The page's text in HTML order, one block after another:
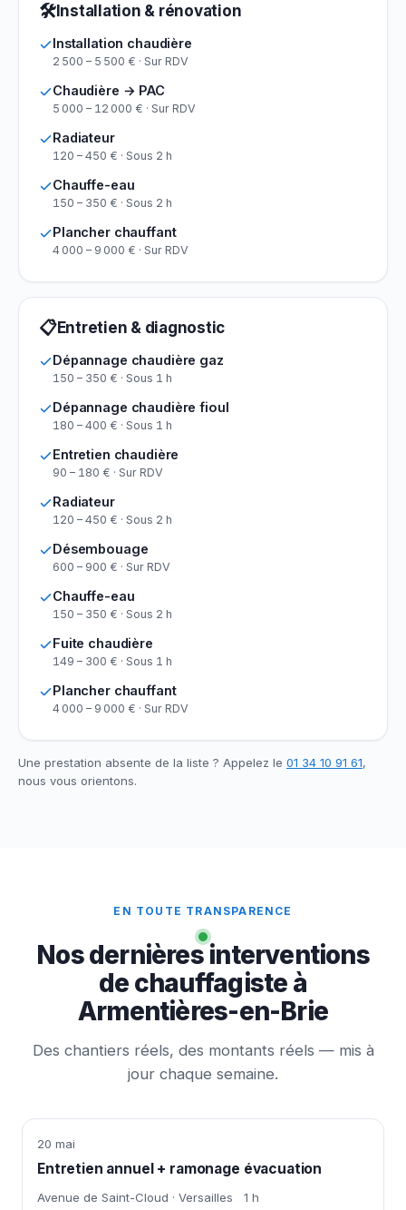
🛠Installation & rénovation
Installation chaudière
2 500 – 5 500 € · Sur RDV
Chaudière → PAC
5 000 – 12 000 € · Sur RDV
Radiateur
120 – 450 € · Sous 2 h
Chauffe-eau
150 – 350 € · Sous 2 h
Plancher chauffant
4 000 – 9 000 € · Sur RDV
📋Entretien & diagnostic
Dépannage chaudière gaz
150 – 350 € · Sous 1 h
Dépannage chaudière fioul
180 – 400 € · Sous 1 h
Entretien chaudière
90 – 180 € · Sur RDV
Radiateur
120 – 450 € · Sous 2 h
Désembouage
600 – 900 € · Sur RDV
Chauffe-eau
150 – 350 € · Sous 2 h
Fuite chaudière
149 – 300 € · Sous 1 h
Plancher chauffant
4 000 – 9 000 € · Sur RDV
Une prestation absente de la liste ? Appelez le 01 34 10 91 61,
nous vous orientons.
EN TOUTE TRANSPARENCE
Nos dernières interventions
de chauffagiste à
Armentières-en-Brie
Des chantiers réels, des montants réels — mis à
jour chaque semaine.
20 mai
Entretien annuel + ramonage évacuation
Avenue de Saint-Cloud · Versailles 1 h